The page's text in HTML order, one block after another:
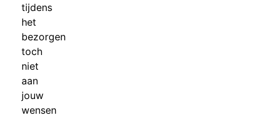
tijdens
het
bezorgen
toch
niet
aan
jouw
wensen